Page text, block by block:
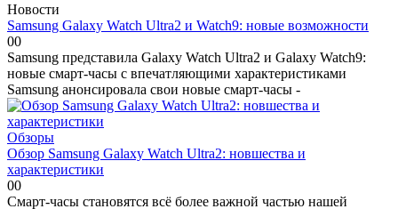
Новости
Samsung Galaxy Watch Ultra2 и Watch9: новые возможности
00
Samsung представила Galaxy Watch Ultra2 и Galaxy Watch9:
новые смарт-часы с впечатляющими характеристиками
Samsung анонсировала свои новые смарт-часы -
Обзоры
Обзор Samsung Galaxy Watch Ultra2: новшества и
характеристики
00
Смарт-часы становятся всё более важной частью нашей